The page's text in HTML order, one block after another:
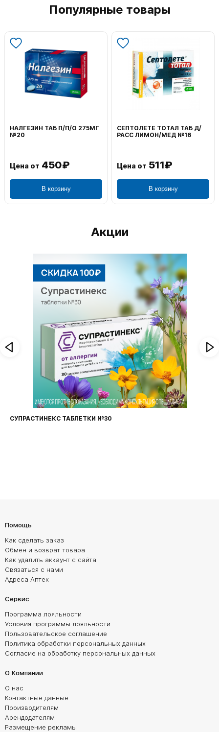
Популярные товары
НАЛГЕЗИН ТАБ П/П/О 275МГ
№20
Цена от 450₽
В корзину
СЕПТОЛЕТЕ ТОТАЛ ТАБ Д/
РАСС ЛИМОН/МЕД №16
Цена от 511₽
В корзину
Акции
СУПРАСТИНЕКС ТАБЛЕТКИ №30
Помощь
Как сделать заказ
Обмен и возврат товара
Как удалить аккаунт с сайта
Связаться с нами
Адреса Аптек
Сервис
Программа лояльности
Условия программы лояльности
Пользовательское соглашение
Политика обработки персональных данных
Согласие на обработку персональных данных
О Компании
О нас
Контактные данные
Производителям
Арендодателям
Размещение рекламы